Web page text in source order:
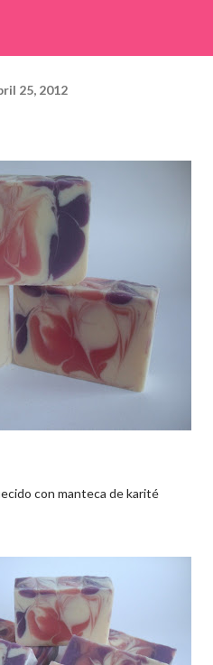
25, 2012
con manteca de karité